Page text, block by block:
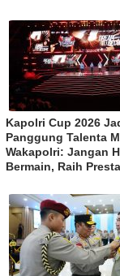
Kapolri Cup 2026
Panggung Talenta
Wakapolri: Jangan
Bermain, Raih